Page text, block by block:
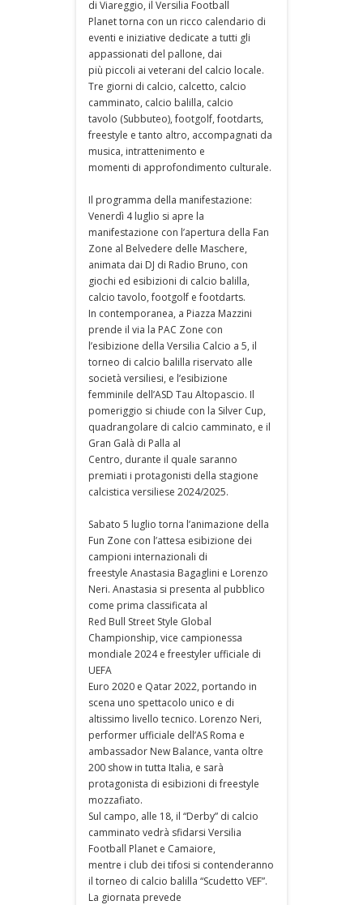
di Viareggio, il Versilia Football
Planet torna con un ricco calendario di
eventi e iniziative dedicate a tutti gli
appassionati del pallone, dai
più piccoli ai veterani del calcio locale.
Tre giorni di calcio, calcetto, calcio
camminato, calcio balilla, calcio
tavolo (Subbuteo), footgolf, footdarts,
freestyle e tanto altro, accompagnati da
musica, intrattenimento e
momenti di approfondimento culturale.
Il programma della manifestazione:
Venerdì 4 luglio si apre la
manifestazione con l’apertura della Fan
Zone al Belvedere delle Maschere,
animata dai DJ di Radio Bruno, con
giochi ed esibizioni di calcio balilla,
calcio tavolo, footgolf e footdarts.
In contemporanea, a Piazza Mazzini
prende il via la PAC Zone con
l’esibizione della Versilia Calcio a 5, il
torneo di calcio balilla riservato alle
società versiliesi, e l’esibizione
femminile dell’ASD Tau Altopascio. Il
pomeriggio si chiude con la Silver Cup,
quadrangolare di calcio camminato, e il
Gran Galà di Palla al
Centro, durante il quale saranno
premiati i protagonisti della stagione
calcistica versiliese 2024/2025.
Sabato 5 luglio torna l’animazione della
Fun Zone con l’attesa esibizione dei
campioni internazionali di
freestyle Anastasia Bagaglini e Lorenzo
Neri. Anastasia si presenta al pubblico
come prima classificata al
Red Bull Street Style Global
Championship, vice campionessa
mondiale 2024 e freestyler ufficiale di
UEFA
Euro 2020 e Qatar 2022, portando in
scena uno spettacolo unico e di
altissimo livello tecnico. Lorenzo Neri,
performer ufficiale dell’AS Roma e
ambassador New Balance, vanta oltre
200 show in tutta Italia, e sarà
protagonista di esibizioni di freestyle
mozzafiato.
Sul campo, alle 18, il “Derby” di calcio
camminato vedrà sfidarsi Versilia
Football Planet e Camaiore,
mentre i club dei tifosi si contenderanno
il torneo di calcio balilla “Scudetto VEF”.
La giornata prevede